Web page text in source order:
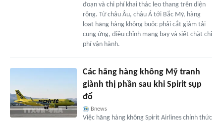
đoạn và chi phí khai thác leo thang trên diện
rộng. Từ châu Âu, châu Á tới Bắc Mỹ, hàng
loạt hãng hàng không buộc phải cắt giảm tải
cung ứng, điều chỉnh mạng bay và siết chặt chi
phí vận hành.
Các hãng hàng không Mỹ tranh
giành thị phần sau khi Spirit sụp
đổ
Bnews
Việc hãng hàng không Spirit Airlines chính thức